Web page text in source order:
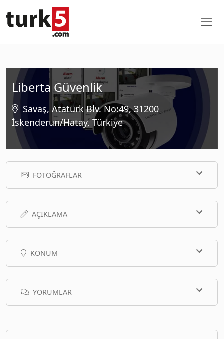
Liberta Güvenlik
Savaş, Atatürk Blv. No:49, 31200
İskenderun/Hatay, Türkiye
FOTOĞRAFLAR
AÇIKLAMA
KONUM
YORUMLAR